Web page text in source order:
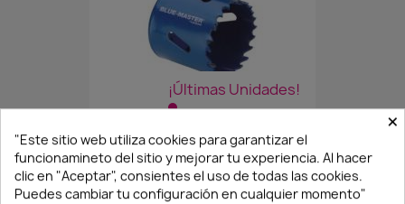
¡Últimas Unidades!
CORONA 40
19,67 € 13,77 €
×
"Este sitio web utiliza cookies para garantizar el
funcionamineto del sitio y mejorar tu experiencia. Al hacer
clic en "Aceptar", consientes el uso de todas las cookies.
Puedes cambiar tu configuración en cualquier momento"